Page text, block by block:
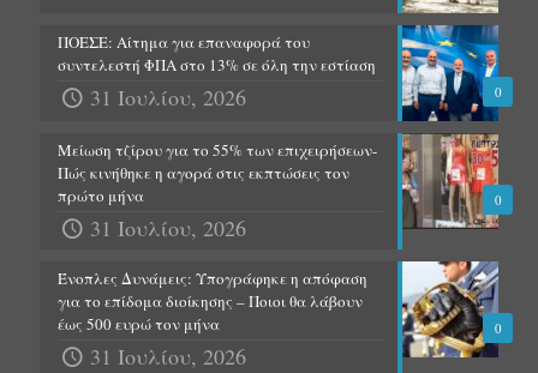
0
ΠΟΕΣΕ: Αίτημα για επαναφορά του
συντελεστή ΦΠΑ στο 13% σε όλη την εστίαση
31 Ιουλίου, 2026
0
Μείωση τζίρου για το 55% των επιχειρήσεων-
Πώς κινήθηκε η αγορά στις εκπτώσεις τον
πρώτο μήνα
31 Ιουλίου, 2026
0
Ένοπλες Δυνάμεις: Υπογράφηκε η απόφαση
για το επίδομα διοίκησης – Ποιοι θα λάβουν
έως 500 ευρώ τον μήνα
31 Ιουλίου, 2026